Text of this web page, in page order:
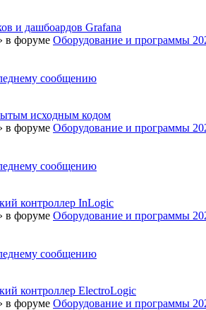
и дашбоардов Grafana
в форуме Оборудование и программы
сообщению
исходным кодом
в форуме Оборудование и программы
сообщению
контроллер InLogic
в форуме Оборудование и программы
сообщению
контроллер ElectroLogic
в форуме Оборудование и программы